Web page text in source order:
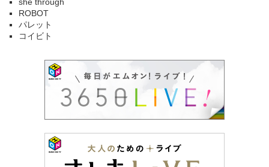
ROBOT
パレット
コイビト